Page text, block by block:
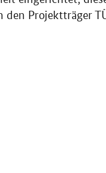
den Projektträger